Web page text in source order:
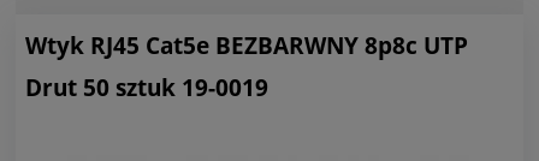
Wtyk RJ45 Cat5e BEZBARWNY 8p8c UTP
Drut 50 sztuk 19-0019